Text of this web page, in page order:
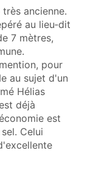
ancienne.
au lieu‑dit
7 mètres,
pour
au sujet d'un
Hélias
déjà
est
Celui